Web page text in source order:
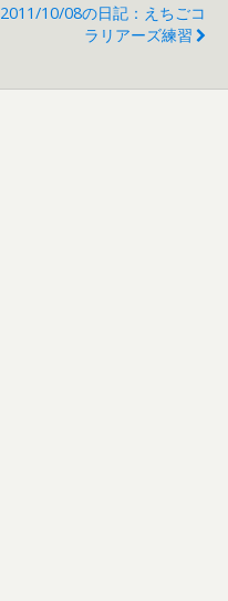
2011/10/08の日記：えちごコ
ラリアーズ練習